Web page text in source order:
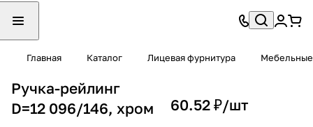
Главная Каталог Лицевая фурнитура
Ручка-рейлинг
D=12 096/146, хром
60.52 ₽/шт